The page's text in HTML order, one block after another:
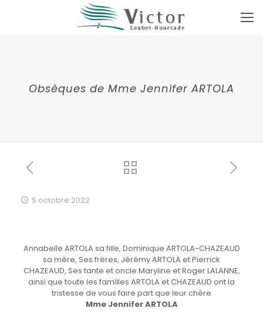
Obsèques de Mme Jennifer ARTOLA
5 octobre 2022
Annabelle ARTOLA sa fille, Dominique ARTOLA-CHAZEAUD
sa mère, Ses frères, Jérémy ARTOLA et Pierrick
CHAZEAUD, Ses tante et oncle Maryline et Roger LALANNE,
ainsi que toute les familles ARTOLA et CHAZEAUD ont la
tristesse de vous faire part que leur chère
Mme Jennifer ARTOLA